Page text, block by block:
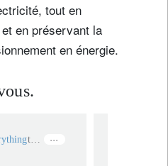
tout en
en préservant la
en énergie.
technologie